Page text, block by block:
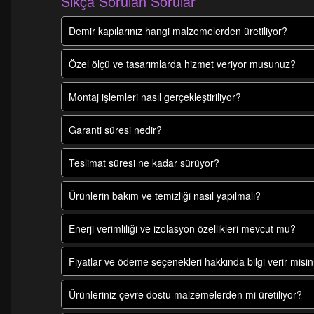
Demir kapılarınız hangi malzemelerden üretiliyor?
Özel ölçü ve tasarımlarda hizmet veriyor musunuz?
Montaj işlemleri nasıl gerçekleştiriliyor?
Garanti süresi nedir?
Teslimat süresi ne kadar sürüyor?
Ürünlerin bakım ve temizliği nasıl yapılmalı?
Enerji verimliliği ve izolasyon özellikleri mevcut mu?
Fiyatlar ve ödeme seçenekleri hakkında bilgi verir
Ürünleriniz çevre dostu malzemelerden mi üretiliyor?